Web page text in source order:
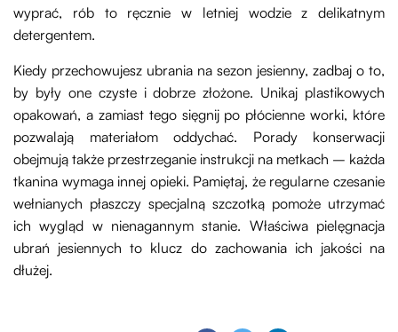
wyprać, rób to ręcznie w letniej wodzie z delikatnym
detergentem.
Kiedy przechowujesz ubrania na sezon jesienny, zadbaj o to,
by były one czyste i dobrze złożone. Unikaj plastikowych
opakowań, a zamiast tego sięgnij po płócienne worki, które
pozwalają materiałom oddychać. Porady konserwacji
obejmują także przestrzeganie instrukcji na metkach – każda
tkanina wymaga innej opieki. Pamiętaj, że regularne czesanie
wełnianych płaszczy specjalną szczotką pomoże utrzymać
ich wygląd w nienagannym stanie. Właściwa pielęgnacja
ubrań jesiennych to klucz do zachowania ich jakości na
dłużej.